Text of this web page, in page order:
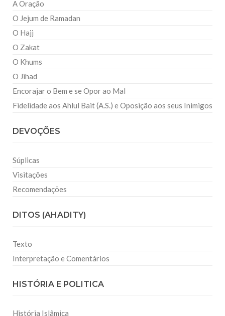
A Oração
O Jejum de Ramadan
O Hajj
O Zakat
O Khums
O Jihad
Encorajar o Bem e se Opor ao Mal
Fidelidade aos Ahlul Bait (A.S.) e Oposição aos seus Inimigos
DEVOÇÕES
Súplicas
Visitações
Recomendações
DITOS (AHADITY)
Texto
Interpretação e Comentários
HISTÓRIA E POLITICA
História Islâmica